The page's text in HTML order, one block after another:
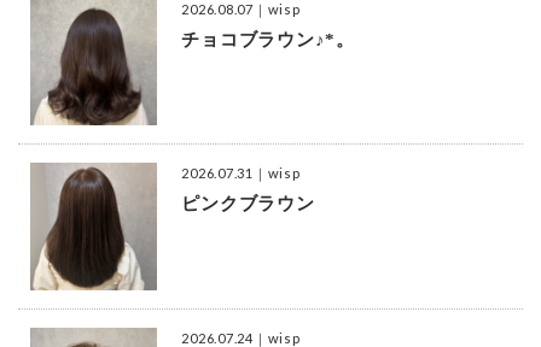
2026.08.07 ｜wisp
チョコブラウン♪*。
2026.07.31 ｜wisp
ピンクブラウン
2026.07.24 ｜wisp